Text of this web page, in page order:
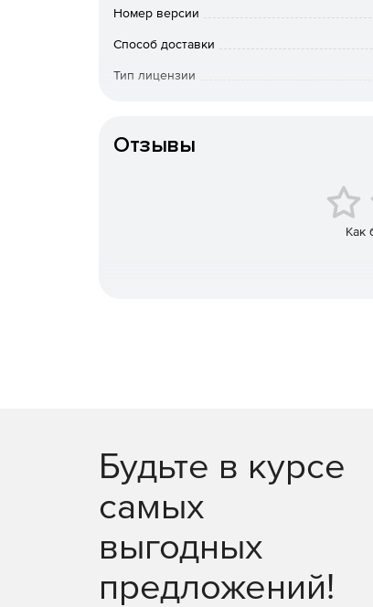
Номер версии
Способ доставки
Тип лицензии
Отзывы
Как
Будьте в курсе
самых
выгодных
предложений!